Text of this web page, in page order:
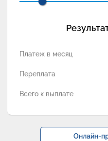
Платеж в месяц
Переплата
Всего к выплате
Онлайн-